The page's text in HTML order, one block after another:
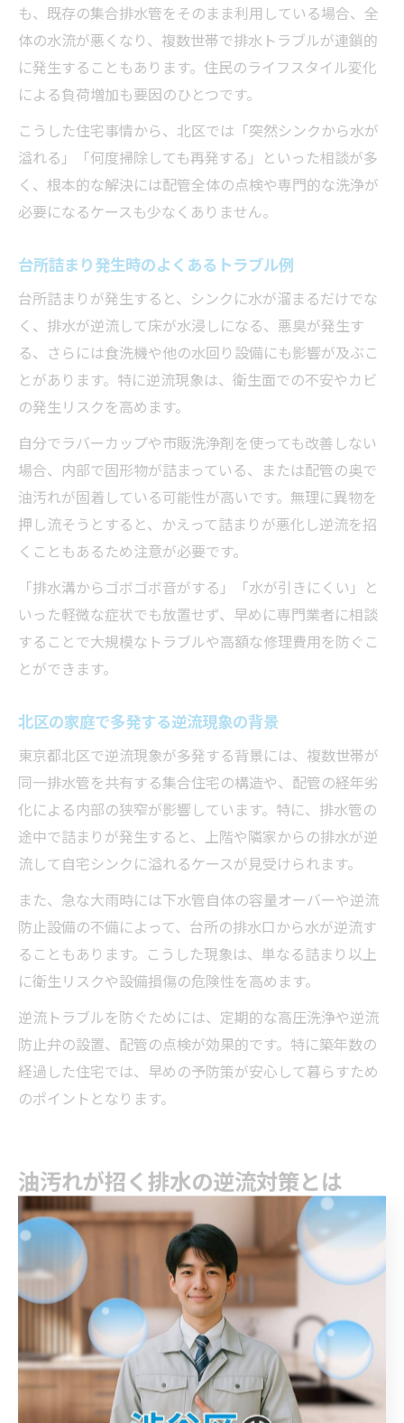
も、既存の集合排水管をそのまま利用している場合、全
体の水流が悪くなり、複数世帯で排水トラブルが連鎖的
に発生することもあります。住民のライフスタイル変化
による負荷増加も要因のひとつです。
こうした住宅事情から、北区では「突然シンクから水が
溢れる」「何度掃除しても再発する」といった相談が多
く、根本的な解決には配管全体の点検や専門的な洗浄が
必要になるケースも少なくありません。
台所詰まり発生時のよくあるトラブル例
台所詰まりが発生すると、シンクに水が溜まるだけでな
く、排水が逆流して床が水浸しになる、悪臭が発生す
る、さらには食洗機や他の水回り設備にも影響が及ぶこ
とがあります。特に逆流現象は、衛生面での不安やカビ
の発生リスクを高めます。
自分でラバーカップや市販洗浄剤を使っても改善しない
場合、内部で固形物が詰まっている、または配管の奥で
油汚れが固着している可能性が高いです。無理に異物を
押し流そうとすると、かえって詰まりが悪化し逆流を招
くこともあるため注意が必要です。
「排水溝からゴボゴボ音がする」「水が引きにくい」と
いった軽微な症状でも放置せず、早めに専門業者に相談
することで大規模なトラブルや高額な修理費用を防ぐこ
とができます。
北区の家庭で多発する逆流現象の背景
東京都北区で逆流現象が多発する背景には、複数世帯が
同一排水管を共有する集合住宅の構造や、配管の経年劣
化による内部の狭窄が影響しています。特に、排水管の
途中で詰まりが発生すると、上階や隣家からの排水が逆
流して自宅シンクに溢れるケースが見受けられます。
また、急な大雨時には下水管自体の容量オーバーや逆流
防止設備の不備によって、台所の排水口から水が逆流す
ることもあります。こうした現象は、単なる詰まり以上
に衛生リスクや設備損傷の危険性を高めます。
逆流トラブルを防ぐためには、定期的な高圧洗浄や逆流
防止弁の設置、配管の点検が効果的です。特に築年数の
経過した住宅では、早めの予防策が安心して暮らすため
のポイントとなります。
油汚れが招く排水の逆流対策とは
台所詰まりの主因となる油汚れの正体
台所詰まりの多くは、料理や洗い物で発生する油汚れが
排水管内に蓄積することが原因です。油は冷えると固ま
りやすく、排水管の内側に徐々に付着していきます。そ
の結果、食べかすや細かなゴミが油に絡みつき、詰まり
やすい状態を作り出してしまいます。
特に東京都北区の集合住宅や築年数の経った住まいで